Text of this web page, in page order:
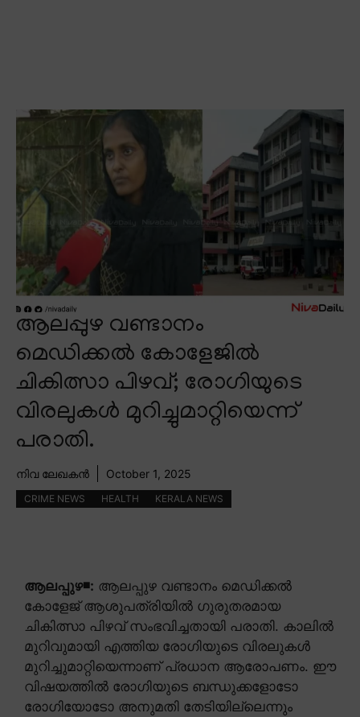
ആലപ്പുഴ വണ്ടാനം
മെഡിക്കൽ കോളേജിൽ
ചികിത്സാ പിഴവ്; രോഗിയുടെ
വിരലുകൾ മുറിച്ചുമാറ്റിയെന്ന്
പരാതി.
നിവ ലേഖകൻ October 1, 2025
CRIME NEWS HEALTH KERALA NEWS
ആലപ്പുഴ◾: ആലപ്പുഴ വണ്ടാനം മെഡിക്കൽ
കോളേജ് ആശുപത്രിയിൽ ഗുരുതരമായ
ചികിത്സാ പിഴവ് സംഭവിച്ചതായി പരാതി. കാലിൽ
മുറിവുമായി എത്തിയ രോഗിയുടെ വിരലുകൾ
മുറിച്ചുമാറ്റിയെന്നാണ് പ്രധാന ആരോപണം. ഈ
വിഷയത്തിൽ രോഗിയുടെ ബന്ധുക്കളോടോ
രോഗിയോടോ അനുമതി തേടിയില്ലെന്നും